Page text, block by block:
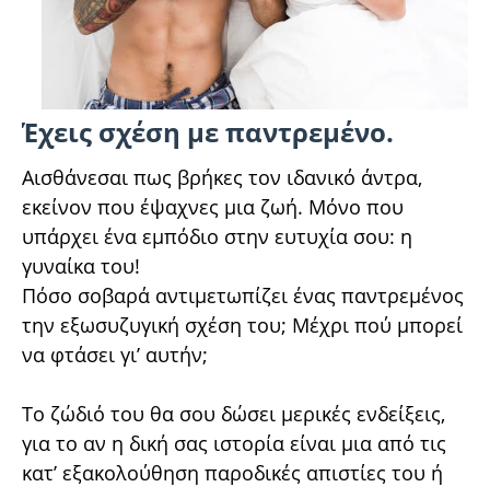
Έχεις σχέση με παντρεμένο.
Αισθάνεσαι πως βρήκες τον ιδανικό άντρα,
εκείνον που έψαχνες μια ζωή. Μόνο που
υπάρχει ένα εμπόδιο στην ευτυχία σου: η
γυναίκα του!
Πόσο σοβαρά αντιμετωπίζει ένας παντρεμένος
την εξωσυζυγική σχέση του; Μέχρι πού μπορεί
να φτάσει γι’ αυτήν;
Το ζώδιό του θα σου δώσει μερικές ενδείξεις,
για το αν η δική σας ιστορία είναι μια από τις
κατ’ εξακολούθηση παροδικές απιστίες του ή